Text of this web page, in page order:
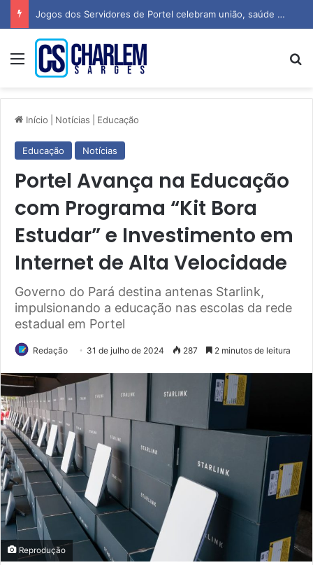
Vazamento expõe mais de 183 milhões de e-mails e senhas de usuários do Gmail, Yahoo e Outlook
Menu
Início Notícias Educação
Educação Notícias
Portel Avança na Educação
com Programa “Kit Bora
Estudar” e Investimento em
Internet de Alta Velocidade
Governo do Pará destina antenas Starlink,
impulsionando a educação nas escolas da rede
estadual em Portel
Redação 31 de julho de 2024 287 2 minutos de leitura
Reprodução